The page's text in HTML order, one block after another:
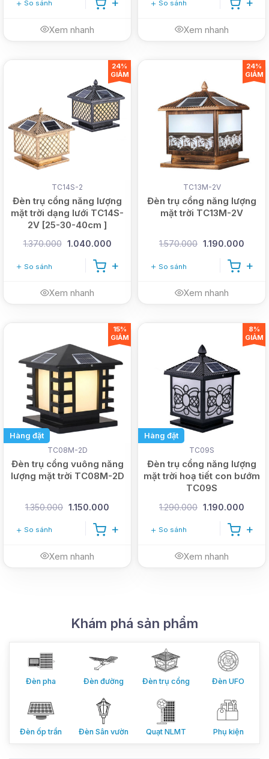
So sánh
Xem nhanh
So sánh
Xem nhanh
TC14S-2
Đèn trụ cổng năng lượng
mặt trời dạng lưới TC14S-
2V [25-30-40cm ]
1.370.000 1.040.000
So sánh
Xem nhanh
24%
GIẢM
TC13M-2V
Đèn trụ cổng năng lượng
mặt trời TC13M-2V
1.570.000 1.190.000
So sánh
Xem nhanh
24%
GIẢM
Hàng đặt
TC08M-2D
Đèn trụ cổng vuông năng
lượng mặt trời TC08M-2D
1.350.000 1.150.000
So sánh
Xem nhanh
15%
GIẢM
Hàng đặt
TC09S
Đèn trụ cổng năng lượng
mặt trời hoạ tiết con bướm
TC09S
1.290.000 1.190.000
So sánh
Xem nhanh
8%
GIẢM
Khám phá sản phẩm
Đèn pha Đèn đường Đèn trụ cổng Đèn UFO
Đèn ốp trần Đèn Sân vườn Quạt NLMT Phụ kiện